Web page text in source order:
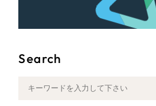
Search